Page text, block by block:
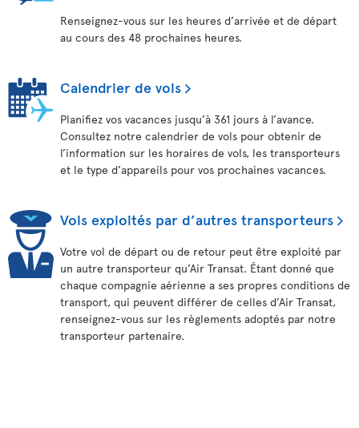
Renseignez-vous sur les heures d’arrivée et de départ
au cours des 48 prochaines heures.
Calendrier de vols
Planifiez vos vacances jusqu’à 361 jours à l’avance.
Consultez notre calendrier de vols pour obtenir de
l’information sur les horaires de vols, les transporteurs
et le type d’appareils pour vos prochaines vacances.
Vols exploités par d’autres transporteurs
Votre vol de départ ou de retour peut être exploité par
un autre transporteur qu’Air Transat. Étant donné que
chaque compagnie aérienne a ses propres conditions de
transport, qui peuvent différer de celles d’Air Transat,
renseignez-vous sur les règlements adoptés par notre
transporteur partenaire.